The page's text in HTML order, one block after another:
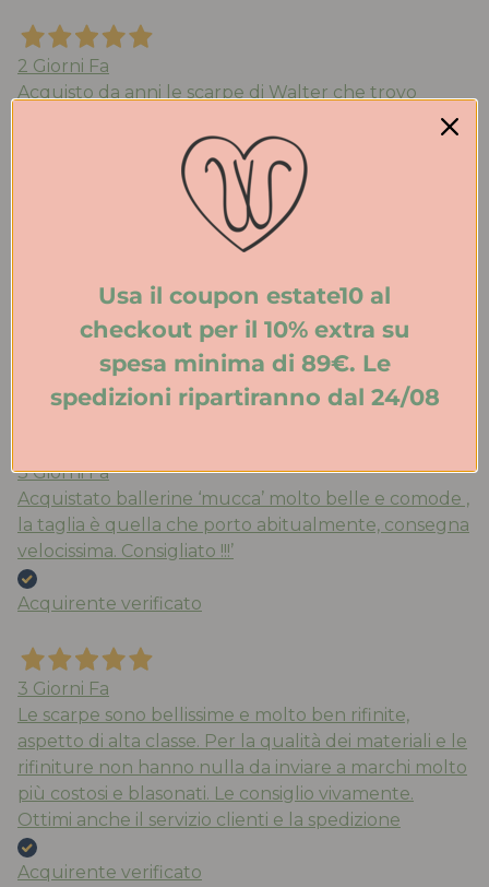
2 Giorni Fa
Acquisto da anni le scarpe di Walter che trovo
molto belle e comode. Qualità eccezionale. Stile ed
eleganza. Spedizione veloce. Consigliatissimo!
Acquirente verificato
3 Giorni Fa
Tutto perfetto. Ritiro in negozio velocissimo.
Consigliato.
Acquirente verificato
3 Giorni Fa
Acquistato ballerine ‘mucca’ molto belle e comode ,
la taglia è quella che porto abitualmente, consegna
velocissima. Consigliato !!!’
Acquirente verificato
3 Giorni Fa
Le scarpe sono bellissime e molto ben rifinite,
aspetto di alta classe. Per la qualità dei materiali e le
rifiniture non hanno nulla da inviare a marchi molto
più costosi e blasonati. Le consiglio vivamente.
Ottimi anche il servizio clienti e la spedizione
Acquirente verificato
Usa il coupon estate10 al
checkout per il 10% extra su
spesa minima di 89€. Le
spedizioni ripartiranno dal 24/08